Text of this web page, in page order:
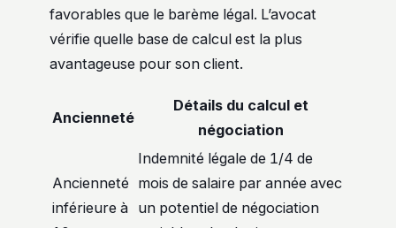
favorables que le barème légal. L’avocat
vérifie quelle base de calcul est la plus
avantageuse pour son client.
Ancienneté
Détails du calcul et
négociation
Ancienneté
inférieure à
Indemnité légale de 1/4 de
mois de salaire par année avec
un potentiel de négociation